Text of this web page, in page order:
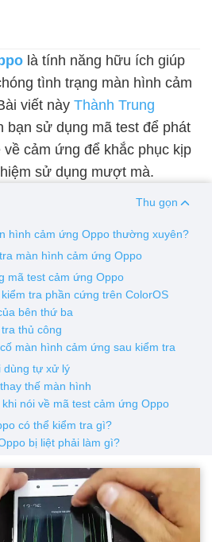
Màn hình Realme
Màn hình Google Pixel
Pin Samsumg Pin Oppo Pin Xiaomi
Vỏ Samsung Vỏ Xiaomi Vỏ Oppo
là tính năng hữu ích giúp
tình trạng màn hình cảm
viết này Thành Trung
bạn sử dụng mã test để phát
cảm ứng để khắc phục kịp
sử dụng mượt mà.
Thu gọn
hình cảm ứng Oppo thường xuyên?
màn hình cảm ứng Oppo
mã test cảm ứng Oppo
tra phần cứng trên ColorOS
bên thứ ba
thủ công
màn hình cảm ứng sau kiểm tra
dùng tự xử lý
thế màn hình
nói về mã test cảm ứng Oppo
có thể kiểm tra gì?
bị liệt phải làm gì?